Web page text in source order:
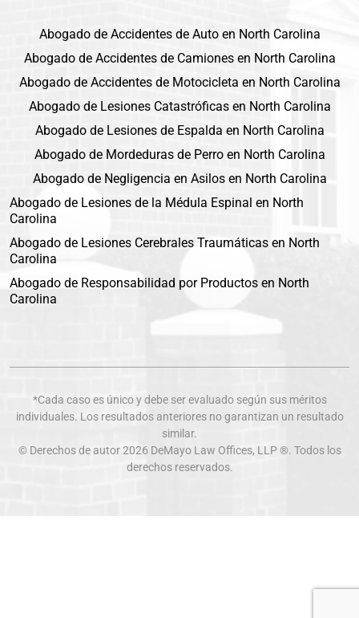
Abogado de Accidentes de Auto en North Carolina
Abogado de Accidentes de Camiones en North Carolina
Abogado de Accidentes de Motocicleta en North Carolina
Abogado de Lesiones Catastróficas en North Carolina
Abogado de Lesiones de Espalda en North Carolina
Abogado de Mordeduras de Perro en North Carolina
Abogado de Negligencia en Asilos en North Carolina
Abogado de Lesiones de la Médula Espinal en North
Carolina
Abogado de Lesiones Cerebrales Traumáticas en North
Carolina
Abogado de Responsabilidad por Productos en North
Carolina
*Cada caso es único y debe ser evaluado según sus méritos
individuales. Los resultados anteriores no garantizan un resultado
similar.
© Derechos de autor 2026 DeMayo Law Offices, LLP ®. Todos los
derechos reservados.